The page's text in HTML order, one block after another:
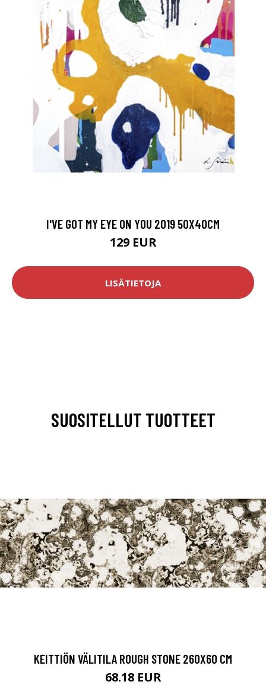
I'VE GOT MY EYE ON YOU 2019 50X40CM
129 EUR
LISÄTIETOJA
SUOSITELLUT TUOTTEET
KEITTIÖN VÄLITILA ROUGH STONE 260X60 CM
68.18 EUR